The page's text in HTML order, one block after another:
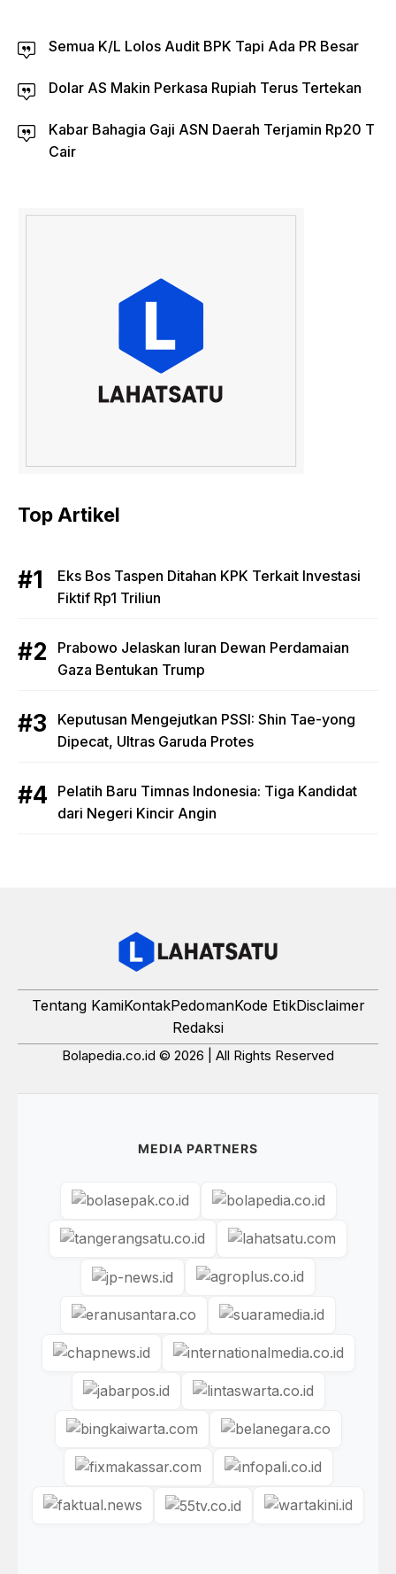
Semua K/L Lolos Audit BPK Tapi Ada PR Besar
Dolar AS Makin Perkasa Rupiah Terus Tertekan
Kabar Bahagia Gaji ASN Daerah Terjamin Rp20 T
Cair
Top Artikel
Eks Bos Taspen Ditahan KPK Terkait Investasi
Fiktif Rp1 Triliun
Prabowo Jelaskan Iuran Dewan Perdamaian
Gaza Bentukan Trump
Keputusan Mengejutkan PSSI: Shin Tae-yong
Dipecat, Ultras Garuda Protes
Pelatih Baru Timnas Indonesia: Tiga Kandidat
dari Negeri Kincir Angin
Tentang KamiKontakPedomanKode EtikDisclaimer
Redaksi
Bolapedia.co.id © 2026 | All Rights Reserved
MEDIA PARTNERS